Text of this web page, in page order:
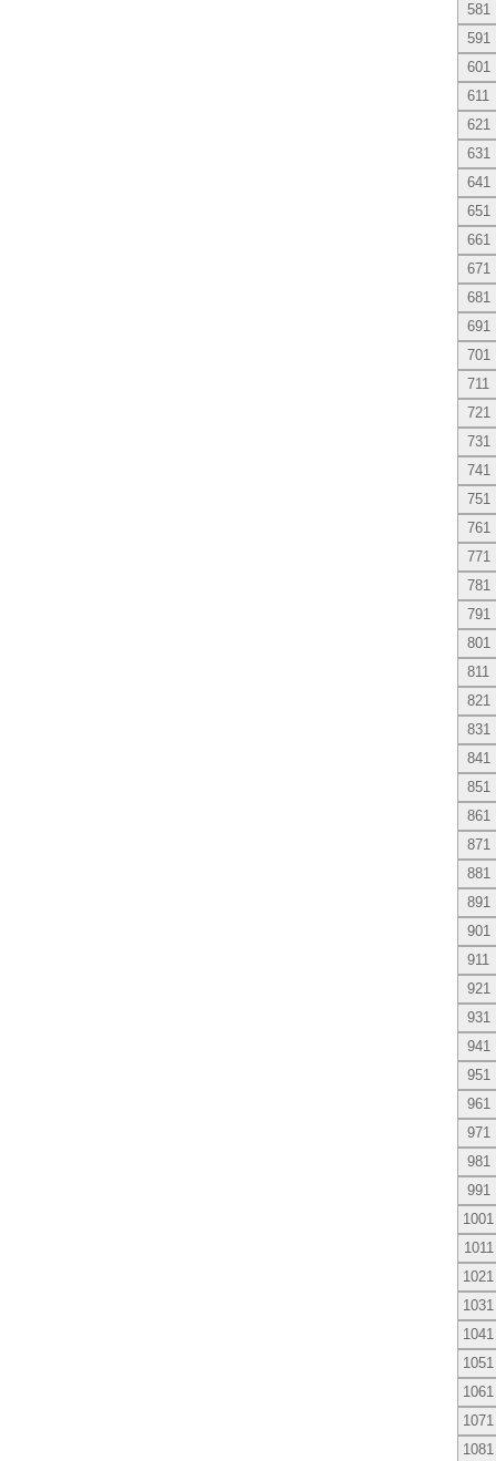
581
591
601
611
621
631
641
651
661
671
681
691
701
711
721
731
741
751
761
771
781
791
801
811
821
831
841
851
861
871
881
891
901
911
921
931
941
951
961
971
981
991
1001
1011
1021
1031
1041
1051
1061
1071
1081